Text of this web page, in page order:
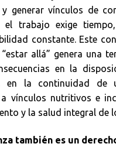
y generar vínculos de
el trabajo exige
constante. Este
allá” genera una
en la
en la continuidad de
vínculos nutritivos e
y la salud integral de
también es un